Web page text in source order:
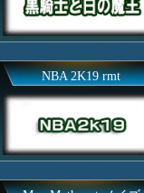
NBA 2K19 rmt